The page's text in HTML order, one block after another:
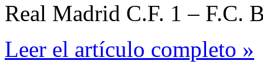
Real Madrid C.F. 1 – F.C.
Leer el artículo completo »